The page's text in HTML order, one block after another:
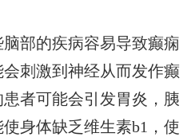
部的疾病容易导致癫痫
刺激到神经从而发作癫
者可能会引发胃炎，胰
身体缺乏维生素b1，使